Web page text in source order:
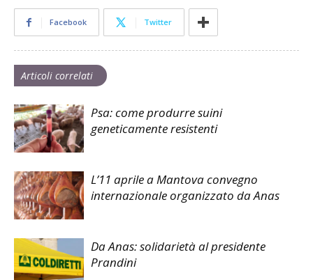
Facebook Twitter
Articoli correlati
Psa: come produrre suini
geneticamente resistenti
L’11 aprile a Mantova convegno
internazionale organizzato da Anas
Da Anas: solidarietà al presidente
Prandini